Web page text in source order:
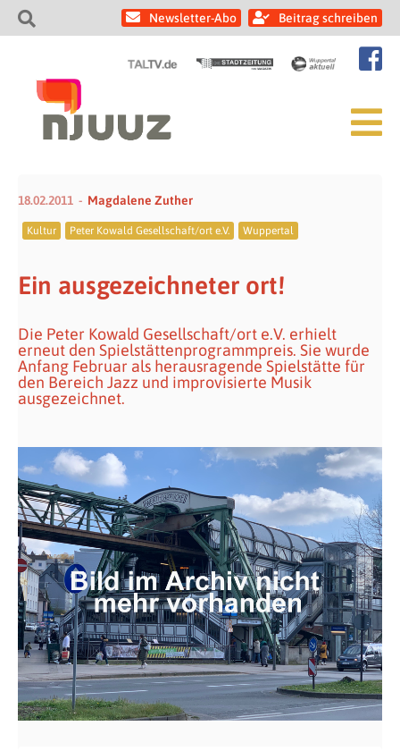
Newsletter-Abo Beitrag schreiben
18.02.2011 Magdalene Zuther
Kultur Peter Kowald Gesellschaft/ort e.V. Wuppertal
Ein ausgezeichneter ort!
Die Peter Kowald Gesellschaft/ort e.V. erhielt
erneut den Spielstättenprogrammpreis. Sie wurde
Anfang Februar als herausragende Spielstätte für
den Bereich Jazz und improvisierte Musik
ausgezeichnet.